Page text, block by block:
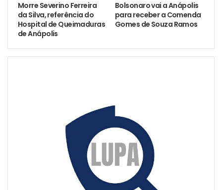
Morre Severino Ferreira
da Silva, referência do
Hospital de Queimaduras
de Anápolis
Bolsonaro vai a Anápolis
para receber a Comenda
Gomes de Souza Ramos